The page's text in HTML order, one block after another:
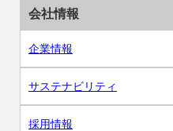
会社情報
企業情報
サステナビリティ
採用情報